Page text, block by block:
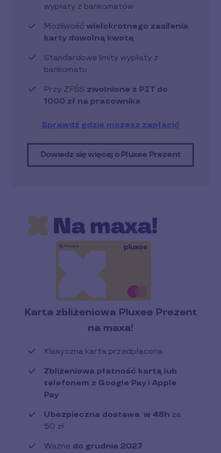
wypłaty z bankomatów
Możliwość wielokrotnego zasilenia
karty dowolną kwotą
Standardowe limity wypłaty z
bankomatu
Przy ZFŚS zwolnione z PIT do
1000 zł na pracownika
Sprawdź gdzie możesz zapłacić
Dowiedz się więcej o Pluxee Prezent
Karta zbliżeniowa Pluxee Prezent
na maxa!
Klasyczna karta przedpłacona
Zbliżeniowa płatność kartą lub
telefonem z Google Pay i Apple
Pay
Ubezpieczna dostawa w 48h za
50 zł
Ważna do grudnia 2027